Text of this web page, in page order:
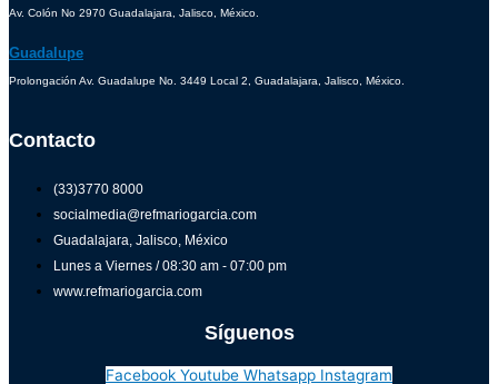
Av. Colón No 2970 Guadalajara, Jalisco, México.
Guadalupe
Prolongación Av. Guadalupe No. 3449 Local 2, Guadalajara, Jalisco, México.
Contacto
(33)3770 8000
socialmedia@refmariogarcia.com
Guadalajara, Jalisco, México
Lunes a Viernes / 08:30 am - 07:00 pm
www.refmariogarcia.com
Síguenos
Facebook Youtube Whatsapp Instagram